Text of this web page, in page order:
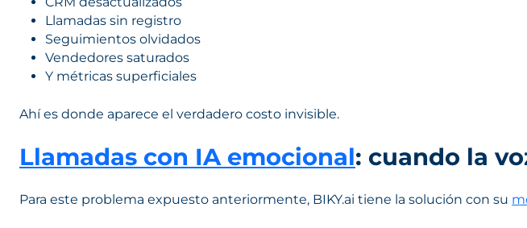
Llamadas sin registro
Seguimientos olvidados
Vendedores saturados
Y métricas superficiales
Ahí es donde aparece el verdadero costo invisible.
Llamadas con IA emocional: cuando la
Para este problema expuesto anteriormente, BIKY.ai tiene la solución con su